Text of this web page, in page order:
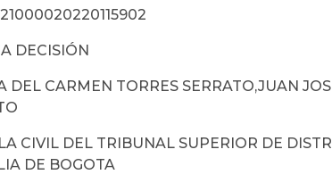
DECISIÓN
DEL CARMEN TORRES SERRATO,JUAN
CIVIL DEL TRIBUNAL SUPERIOR DE
DE BOGOTA